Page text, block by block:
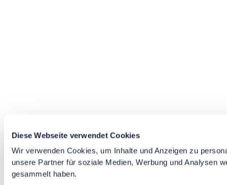
Diese Webseite verwendet Cookies
Wir verwenden Cookies, um Inhalte und Anzeigen zu
unsere Partner für soziale Medien, Werbung und Analysen
gesammelt haben.